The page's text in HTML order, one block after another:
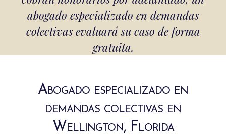
abogado especializado en demandas
colectivas evaluará su caso de forma
gratuita.
Abogado especializado en
demandas colectivas en
Wellington, Florida